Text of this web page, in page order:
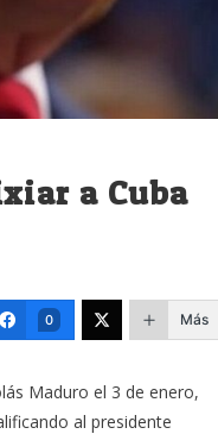
a Cuba
0 Más
Maduro el 3 de enero,
al presidente